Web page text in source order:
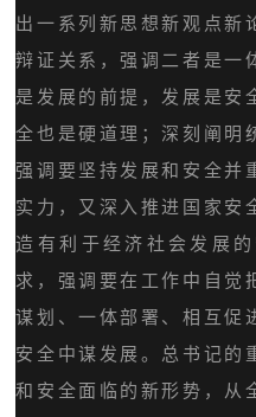
出一系列新思想新观点新
辩证关系，强调二者是一
是发展的前提，发展是安
全也是硬道理；深刻阐明
强调要坚持发展和安全并
实力，又深入推进国家安
造有利于经济社会发展
求，强调要在工作中自觉
谋划、一体部署、相互促
安全中谋发展。总书记的
和安全面临的新形势，从